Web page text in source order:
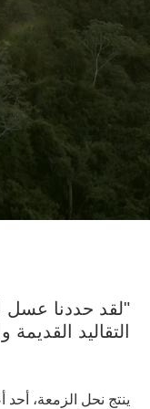
"لقد حددنا عسل
التقاليد
ينتج نحل الزمعة، أحد